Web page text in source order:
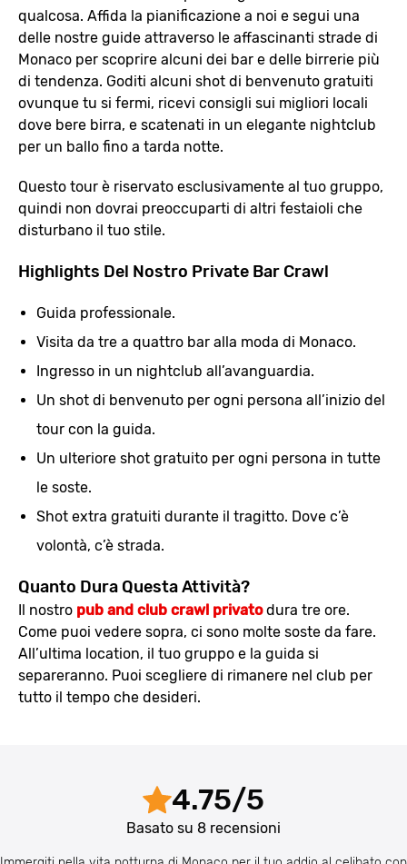
qualcosa. Affida la pianificazione a noi e segui una
delle nostre guide attraverso le affascinanti strade di
Monaco per scoprire alcuni dei bar e delle birrerie più
di tendenza. Goditi alcuni shot di benvenuto gratuiti
ovunque tu si fermi, ricevi consigli sui migliori locali
dove bere birra, e scatenati in un elegante nightclub
per un ballo fino a tarda notte.
Questo tour è riservato esclusivamente al tuo gruppo,
quindi non dovrai preoccuparti di altri festaioli che
disturbano il tuo stile.
Highlights Del Nostro Private Bar Crawl
Guida professionale.
Visita da tre a quattro bar alla moda di Monaco.
Ingresso in un nightclub all’avanguardia.
Un shot di benvenuto per ogni persona all’inizio del
tour con la guida.
Un ulteriore shot gratuito per ogni persona in tutte
le soste.
Shot extra gratuiti durante il tragitto. Dove c’è
volontà, c’è strada.
Quanto Dura Questa Attività?
Il nostro pub and club crawl privatodura tre ore.
Come puoi vedere sopra, ci sono molte soste da fare.
All’ultima location, il tuo gruppo e la guida si
separeranno. Puoi scegliere di rimanere nel club per
tutto il tempo che desideri.
4.75/5
Basato su 8 recensioni